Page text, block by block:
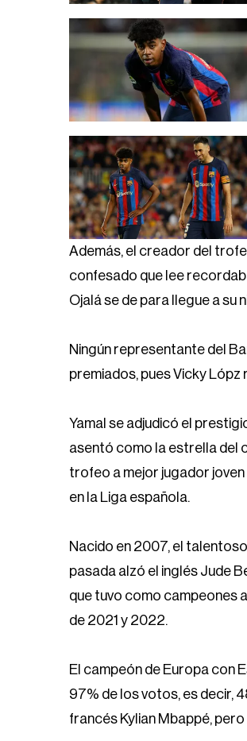
Además, el creador del
confesado que lee
Ojalá se de para llegue a su
Ningún representante del
premiados, pues Vicky Lópz
Yamal se adjudicó el
asentó como la estrella del
trofeo a mejor jugador
en la Liga española.
Nacido en 2007, el
pasada alzó el inglés Jude
que tuvo como campeones
de 2021 y 2022.
El campeón de Europa con
97% de los votos, es decir,
francés Kylian Mbappé,